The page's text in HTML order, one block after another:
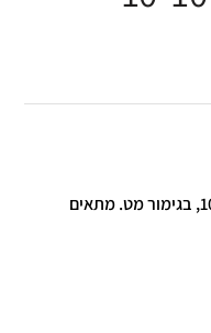
מונסטון גרין, בצבע ירוק, במידה 1*10*10, בגימור מט. מתאים